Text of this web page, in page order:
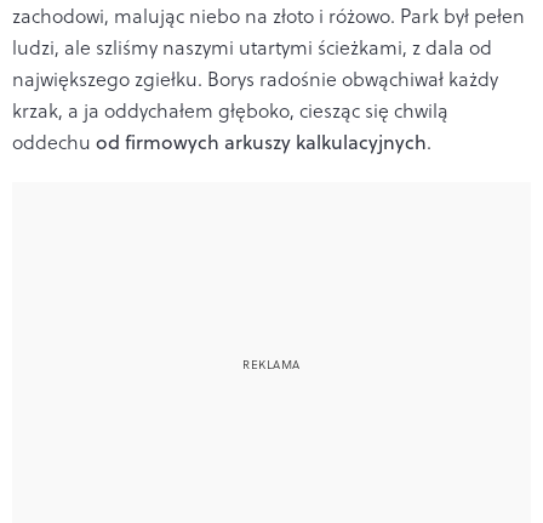
zachodowi, malując niebo na złoto i różowo. Park był pełen
ludzi, ale szliśmy naszymi utartymi ścieżkami, z dala od
największego zgiełku. Borys radośnie obwąchiwał każdy
krzak, a ja oddychałem głęboko, ciesząc się chwilą
oddechu od firmowych arkuszy kalkulacyjnych.